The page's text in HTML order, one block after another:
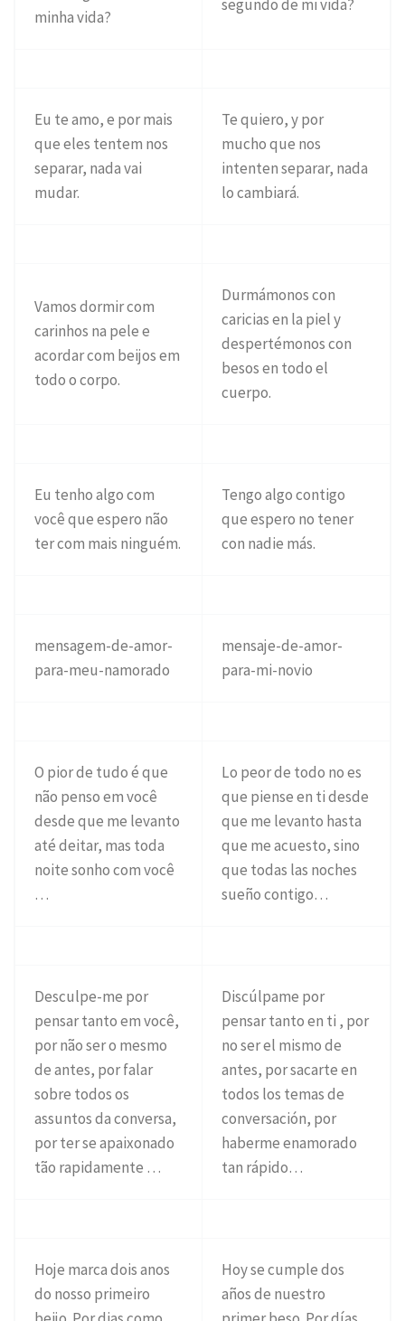
minha vida?
segundo de mi vida?
Eu te amo, e por mais
que eles tentem nos
separar, nada vai
mudar.
Te quiero, y por
mucho que nos
intenten separar, nada
lo cambiará.
Vamos dormir com
carinhos na pele e
acordar com beijos em
todo o corpo.
Durmámonos con
caricias en la piel y
despertémonos con
besos en todo el
cuerpo.
Eu tenho algo com
você que espero não
ter com mais ninguém.
Tengo algo contigo
que espero no tener
con nadie más.
mensagem-de-amor-
para-meu-namorado
mensaje-de-amor-
para-mi-novio
O pior de tudo é que
não penso em você
desde que me levanto
até deitar, mas toda
noite sonho com você
…
Lo peor de todo no es
que piense en ti desde
que me levanto hasta
que me acuesto, sino
que todas las noches
sueño contigo…
Desculpe-me por
pensar tanto em você,
por não ser o mesmo
de antes, por falar
sobre todos os
assuntos da conversa,
por ter se apaixonado
tão rapidamente …
Discúlpame por
pensar tanto en ti , por
no ser el mismo de
antes, por sacarte en
todos los temas de
conversación, por
haberme enamorado
tan rápido…
Hoje marca dois anos
do nosso primeiro
Hoy se cumple dos
años de nuestro